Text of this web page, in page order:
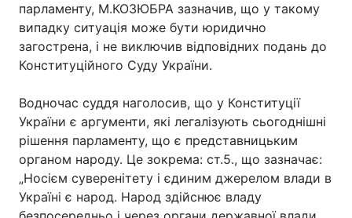
парламенту, М.КОЗЮБРА зазначив, що у такому
випадку ситуація може бути юридично
загострена, і не виключив відповідних подань до
Конституційного Суду України.
Водночас суддя наголосив, що у Конституції
України є аргументи, які легалізують сьогоднішні
рішення парламенту, що є представницьким
органом народу. Це зокрема: ст.5., що зазначає:
„Носієм суверенітету і єдиним джерелом влади в
Україні є народ. Народ здійснює владу